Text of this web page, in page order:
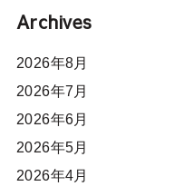
Archives
2026年8月
2026年7月
2026年6月
2026年5月
2026年4月